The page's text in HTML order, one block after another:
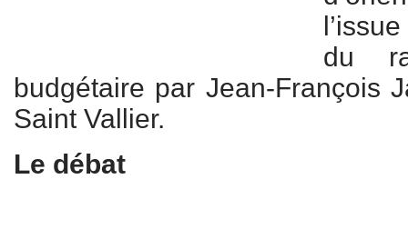
du
budgétaire par Jean-François
Saint Vallier.
Le débat